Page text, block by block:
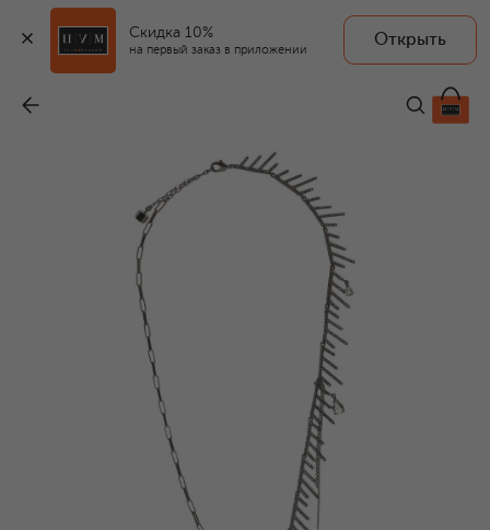
Скидка 10%
на первый заказ в приложении
Открыть
21 500 ₽